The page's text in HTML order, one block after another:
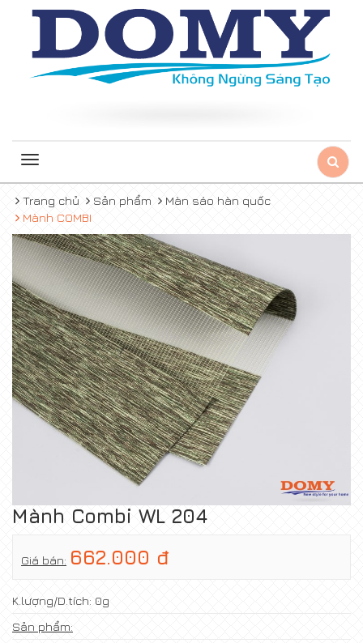
Toggle
Trang chủ
Sản phẩm
Màn sáo hàn quốc
Mành COMBI
Mành Combi WL 204
Giá bán: 662.000 đ
K.lượng/D.tích: 0g
Sản phẩm: